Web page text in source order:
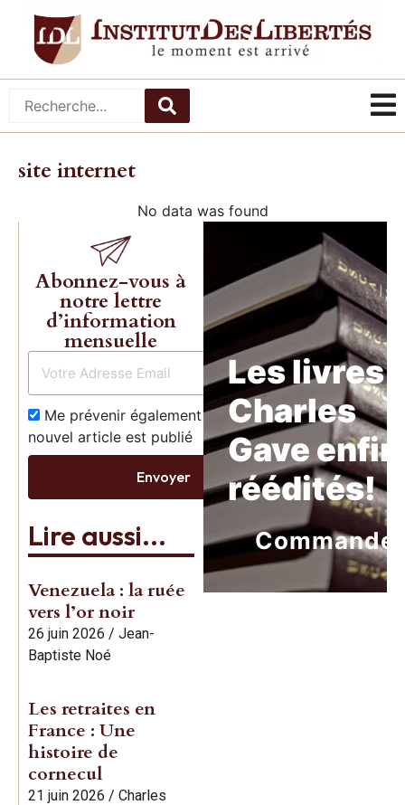
site internet
No data was found
Abonnez-vous à
notre lettre
d’information
mensuelle
Me prévenir également dès qu’un
nouvel article est publié
Envoyer
Lire aussi...
Venezuela : la ruée
vers l’or noir
26 juin 2026 / Jean-
Baptiste Noé
Les retraites en
France : Une
histoire de
cornecul
21 juin 2026 / Charles
Les livres
Charles
Gave enfin
réédités!